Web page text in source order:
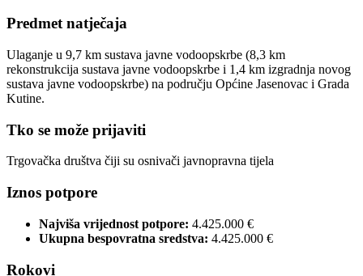
Predmet natječaja
Ulaganje u 9,7 km sustava javne vodoopskrbe (8,3 km
rekonstrukcija sustava javne vodoopskrbe i 1,4 km izgradnja novog
sustava javne vodoopskrbe) na području Općine Jasenovac i Grada
Kutine.
Tko se može prijaviti
Trgovačka društva čiji su osnivači javnopravna tijela
Iznos potpore
Najviša vrijednost potpore: 4.425.000 €
Ukupna bespovratna sredstva: 4.425.000 €
Rokovi